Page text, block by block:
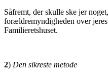
Såfremt, der skulle ske jer
forældremyndigheden over jeres
Familieretshuset.
2) Den sikreste metode